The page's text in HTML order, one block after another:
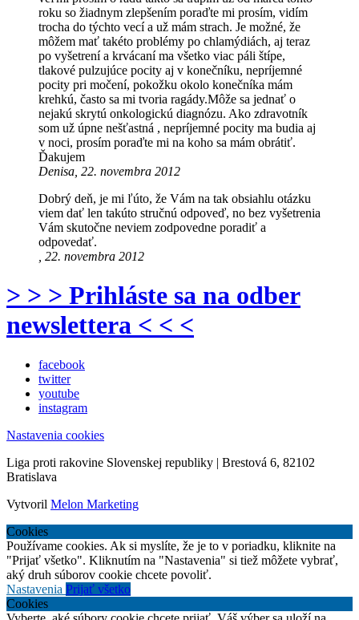
roku so žiadnym zlepšením poraďte mi prosím, vidím
trocha do týchto vecí a už mám strach. Je možné, že
môžem mať takéto problémy po chlamýdiách, aj teraz
po vyšetrení a krvácaní ma všetko viac páli štípe,
tlakové pulzujúce pocity aj v konečníku, nepríjemné
pocity pri močení, pokožku okolo konečníka mám
krehkú, často sa mi tvoria ragády.Môže sa jednať o
nejakú skrytú onkologickú diagnózu. Ako zdravotník
som už úpne nešťastná , nepríjemné pocity ma budia aj
v noci, prosím poraďte mi na koho sa mám obrátiť.
Ďakujem
Denisa, 22. novembra 2012
Dobrý deň, je mi ľúto, že Vám na tak obsiahlu otázku
viem dať len takúto stručnú odpoveď, no bez vyšetrenia
Vám skutočne neviem zodpovedne poradiť a
odpovedať.
, 22. novembra 2012
> > > Prihláste sa na odber
newslettera < < <
facebook
twitter
youtube
instagram
Nastavenia cookies
Liga proti rakovine Slovenskej republiky | Brestová 6, 82102
Bratislava
Vytvoril Melon Marketing
Cookies
Používame cookies. Ak si myslíte, že je to v poriadku, kliknite na
"Prijať všetko". Kliknutím na "Nastavenia" si tiež môžete vybrať,
aký druh súborov cookie chcete povoliť.
Nastavenia Prijať všetko
Cookies